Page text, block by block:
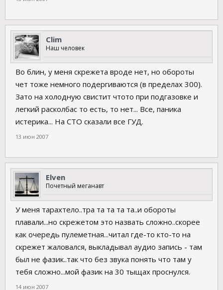
Clim
Наш человек
Во блин, у меня скрежета вроде нет, но обороты
чет тоже немного подергиваются (в пределах 300).
Зато на холодную свистит чтото при подгазовке и
легкий расколбас то есть, то нет... Все, паника
истерика... На СТО сказали все ГУД.
13 июн 2007
Elven
Почетный меганавт
У меня тарахтело..тра та та та та..и обороты
плавали...но скрежетом это назвать сложно..скорее
как очередь пулеметная...читал где-то кто-то на
скрежет жаловался, выкладывал аудио запись - там
был не фазик..так что без звука понять что там у
тебя сложно...мой фазик на 30 тыщах проснулся.
14 июн 2007